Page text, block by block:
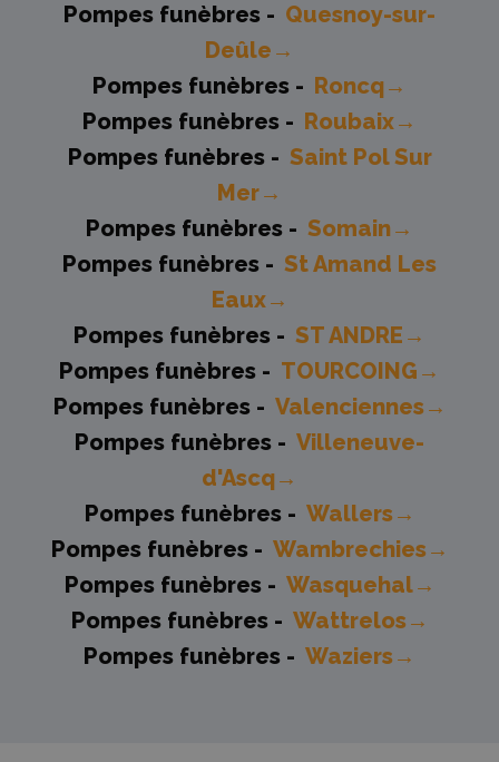
Pompes funèbres - Quesnoy-sur-
Deûle→
Pompes funèbres - Roncq→
Pompes funèbres - Roubaix→
Pompes funèbres - Saint Pol Sur
Mer→
Pompes funèbres - Somain→
Pompes funèbres - St Amand Les
Eaux→
Pompes funèbres - ST ANDRE→
Pompes funèbres - TOURCOING→
Pompes funèbres - Valenciennes→
Pompes funèbres - Villeneuve-
d'Ascq→
Pompes funèbres - Wallers→
Pompes funèbres - Wambrechies→
Pompes funèbres - Wasquehal→
Pompes funèbres - Wattrelos→
Pompes funèbres - Waziers→